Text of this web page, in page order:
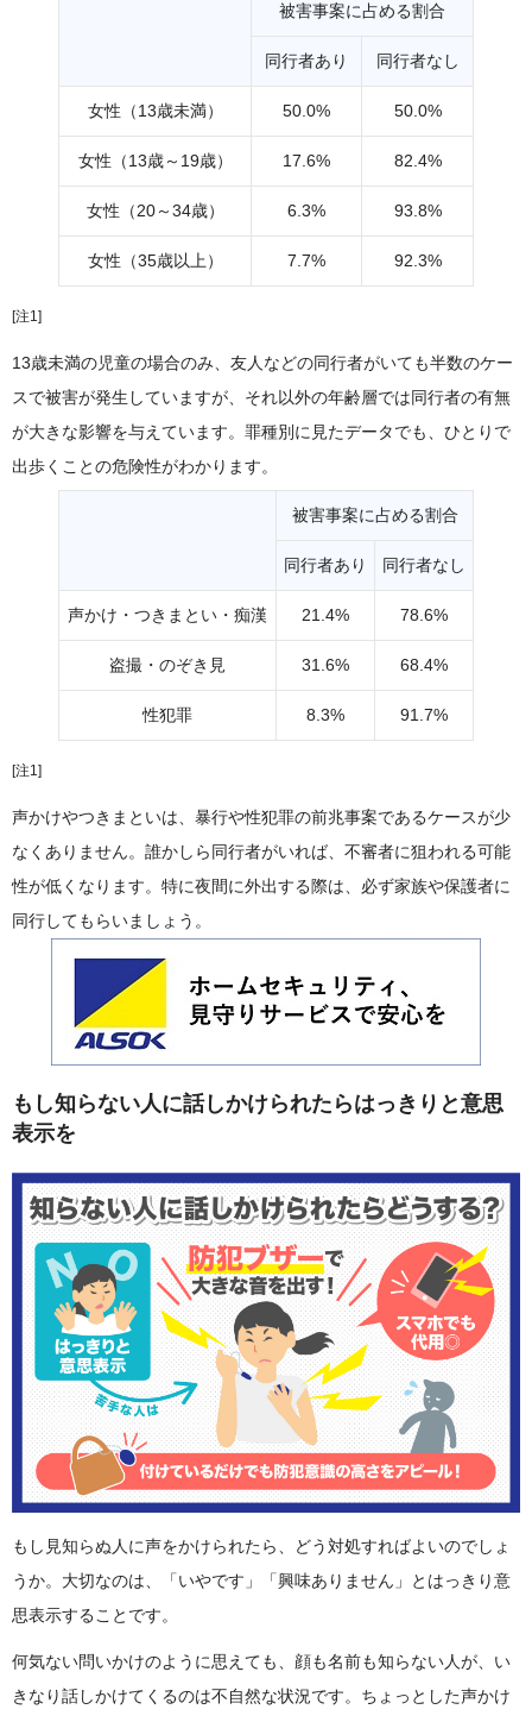
被害事案に占める割合
同行者あり 同行者なし
女性（13歳未満） 50.0% 50.0%
女性（13歳～19歳） 17.6% 82.4%
女性（20～34歳） 6.3% 93.8%
女性（35歳以上） 7.7% 92.3%
[注1]
13歳未満の児童の場合のみ、友人などの同行者がいても半数のケー
スで被害が発生していますが、それ以外の年齢層では同行者の有無
が大きな影響を与えています。罪種別に見たデータでも、ひとりで
出歩くことの危険性がわかります。
被害事案に占める割合
同行者あり 同行者なし
声かけ・つきまとい・痴漢 21.4% 78.6%
盗撮・のぞき見 31.6% 68.4%
性犯罪 8.3% 91.7%
[注1]
声かけやつきまといは、暴行や性犯罪の前兆事案であるケースが少
なくありません。誰かしら同行者がいれば、不審者に狙われる可能
性が低くなります。特に夜間に外出する際は、必ず家族や保護者に
同行してもらいましょう。
もし知らない人に話しかけられたらはっきりと意思
表示を
もし見知らぬ人に声をかけられたら、どう対処すればよいのでしょ
うか。大切なのは、「いやです」「興味ありません」とはっきり意
思表示することです。
何気ない問いかけのように思えても、顔も名前も知らない人が、い
きなり話しかけてくるのは不自然な状況です。ちょっとした声かけ